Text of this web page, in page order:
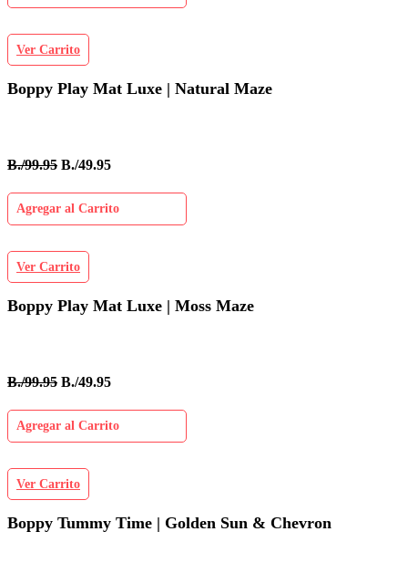
Ver Carrito
Boppy Play Mat Luxe | Natural Maze
B./99.95 B./49.95
Agregar al Carrito
Ver Carrito
Boppy Play Mat Luxe | Moss Maze
B./99.95 B./49.95
Agregar al Carrito
Ver Carrito
Boppy Tummy Time | Golden Sun & Chevron